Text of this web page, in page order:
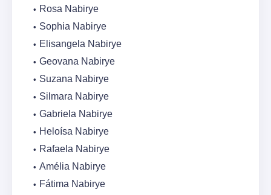
Rosa Nabirye
Sophia Nabirye
Elisangela Nabirye
Geovana Nabirye
Suzana Nabirye
Silmara Nabirye
Gabriela Nabirye
Heloísa Nabirye
Rafaela Nabirye
Amélia Nabirye
Fátima Nabirye